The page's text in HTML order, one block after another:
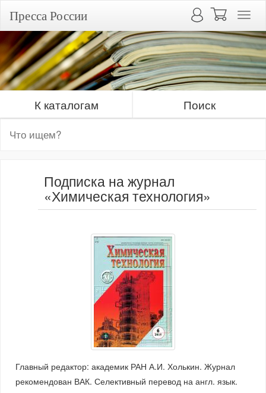
Пресса России
К каталогам Поиск
Подписка на журнал
«Химическая технология»
Главный редактор: академик РАН А.И. Холькин. Журнал
рекомендован ВАК. Селективный перевод на англ. язык.